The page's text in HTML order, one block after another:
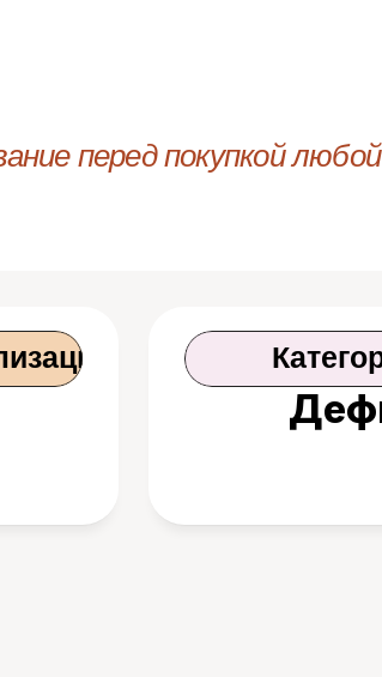
перед покупкой любой